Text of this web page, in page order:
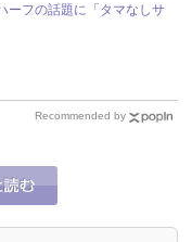
ーフの話題に「タマなしサ
Recommended by